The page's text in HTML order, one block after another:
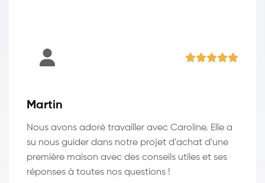
Martin
Nous avons adoré travailler avec Caroline. Elle a
su nous guider dans notre projet d'achat d'une
première maison avec des conseils utiles et ses
réponses à toutes nos questions !